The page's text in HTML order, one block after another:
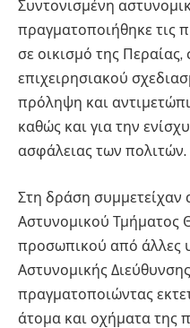
Συντονισμένη
πραγματοποιήθηκε τις
σε οικισμό της Περαίας,
επιχειρησιακού
πρόληψη και
καθώς και για την
ασφάλειας των πολιτών.
Στη δράση συμμετείχαν
Αστυνομικού Τμήματος
προσωπικού από άλλες
Αστυνομικής
πραγματοποιώντας
άτομα και οχήματα της